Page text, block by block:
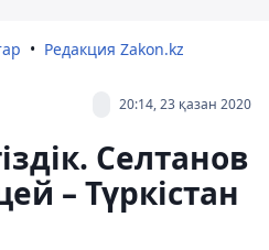
Редакция Zakon.kz
20:14, 23 қазан 2020
Селтанов
– Түркістан